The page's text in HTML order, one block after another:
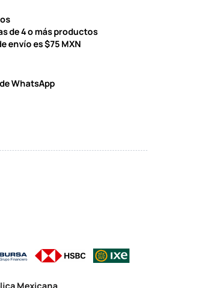
de 4 o más productos
envío es $75 MXN
WhatsApp
Mexicana